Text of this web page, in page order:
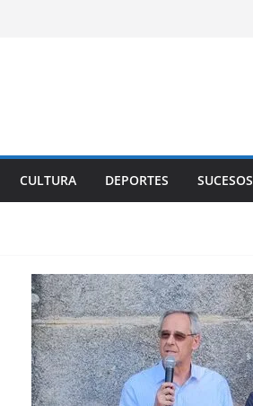
CULTURA DEPORTES SUCESOS